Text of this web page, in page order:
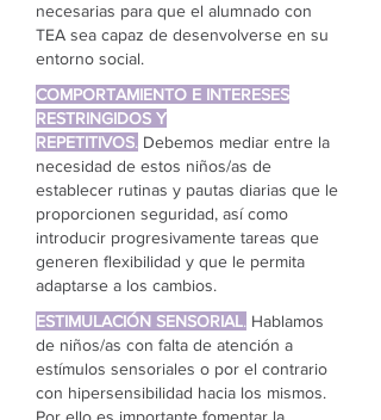
necesarias para que el alumnado con
TEA sea capaz de desenvolverse en su
entorno social.
COMPORTAMIENTO E INTERESES
RESTRINGIDOS Y
REPETITIVOS. Debemos mediar entre la
necesidad de estos niños/as de
establecer rutinas y pautas diarias que le
proporcionen seguridad, así como
introducir progresivamente tareas que
generen flexibilidad y que le permita
adaptarse a los cambios.
ESTIMULACIÓN SENSORIAL. Hablamos
de niños/as con falta de atención a
estímulos sensoriales o por el contrario
con hipersensibilidad hacia los mismos.